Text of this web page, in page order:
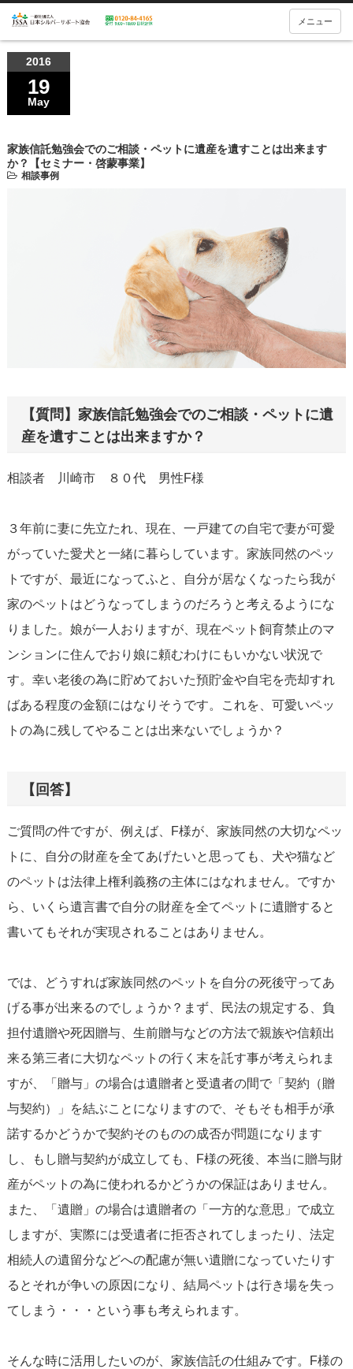
メニュー
2016
19
May
家族信託勉強会でのご相談・ペットに遺産を遺すことは出来ます
か？【セミナー・啓蒙事業】
相談事例
【質問】家族信託勉強会でのご相談・ペットに遺
産を遺すことは出来ますか？
相談者 川崎市 ８０代 男性F様
３年前に妻に先立たれ、現在、一戸建ての自宅で妻が可愛
がっていた愛犬と一緒に暮らしています。家族同然のペッ
トですが、最近になってふと、自分が居なくなったら我が
家のペットはどうなってしまうのだろうと考えるようにな
りました。娘が一人おりますが、現在ペット飼育禁止のマ
ンションに住んでおり娘に頼むわけにもいかない状況で
す。幸い老後の為に貯めておいた預貯金や自宅を売却すれ
ばある程度の金額にはなりそうです。これを、可愛いペッ
トの為に残してやることは出来ないでしょうか？
【回答】
ご質問の件ですが、例えば、F様が、家族同然の大切なペッ
トに、自分の財産を全てあげたいと思っても、犬や猫など
のペットは法律上権利義務の主体にはなれません。ですか
ら、いくら遺言書で自分の財産を全てペットに遺贈すると
書いてもそれが実現されることはありません。
では、どうすれば家族同然のペットを自分の死後守ってあ
げる事が出来るのでしょうか？まず、民法の規定する、負
担付遺贈や死因贈与、生前贈与などの方法で親族や信頼出
来る第三者に大切なペットの行く末を託す事が考えられま
すが、「贈与」の場合は遺贈者と受遺者の間で「契約（贈
与契約）」を結ぶことになりますので、そもそも相手が承
諾するかどうかで契約そのものの成否が問題になります
し、もし贈与契約が成立しても、F様の死後、本当に贈与財
産がペットの為に使われるかどうかの保証はありません。
また、「遺贈」の場合は遺贈者の「一方的な意思」で成立
しますが、実際には受遺者に拒否されてしまったり、法定
相続人の遺留分などへの配慮が無い遺贈になっていたりす
るとそれが争いの原因になり、結局ペットは行き場を失っ
てしまう・・・という事も考えられます。
そんな時に活用したいのが、家族信託の仕組みです。F様の